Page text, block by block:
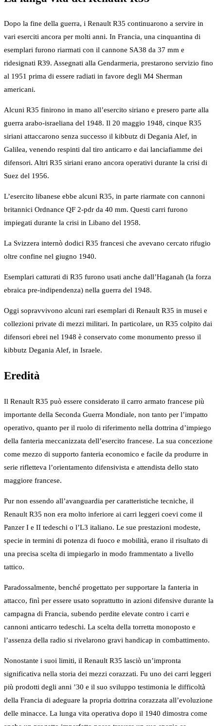
Dopo la fine della guerra, i Renault R35 continuarono a servire in
vari eserciti ancora per molti anni. In Francia, una cinquantina di
esemplari furono riarmati con il cannone SA38 da 37 mm e
ridesignati R39. Assegnati alla Gendarmeria, prestarono servizio fino
al 1951 prima di essere radiati in favore degli M4 Sherman
americani.
Alcuni R35 finirono in mano all’esercito siriano e presero parte alla
guerra arabo-israeliana del 1948. Il 20 maggio 1948, cinque R35
siriani attaccarono senza successo il kibbutz di Degania Alef, in
Galilea, venendo respinti dal tiro anticarro e dai lanciafiamme dei
difensori. Altri R35 siriani erano ancora operativi durante la crisi di
Suez del 1956.
L’esercito libanese ebbe alcuni R35, in parte riarmate con cannoni
britannici Ordnance QF 2-pdr da 40 mm. Questi carri furono
impiegati durante la crisi in Libano del 1958.
La Svizzera internò dodici R35 francesi che avevano cercato rifugio
oltre confine nel giugno 1940.
Esemplari catturati di R35 furono usati anche dall’Haganah (la forza
ebraica pre-indipendenza) nella guerra del 1948.
Oggi sopravvivono alcuni rari esemplari di Renault R35 in musei e
collezioni private di mezzi militari. In particolare, un R35 colpito dai
difensori ebrei nel 1948 è conservato come monumento presso il
kibbutz Degania Alef, in Israele.
Eredità
Il Renault R35 può essere considerato il carro armato francese più
importante della Seconda Guerra Mondiale, non tanto per l’impatto
operativo, quanto per il ruolo di riferimento nella dottrina d’impiego
della fanteria meccanizzata dell’esercito francese. La sua concezione
come mezzo di supporto fanteria economico e facile da produrre in
serie rifletteva l’orientamento difensivista e attendista dello stato
maggiore francese.
Pur non essendo all’avanguardia per caratteristiche tecniche, il
Renault R35 non era molto inferiore ai carri leggeri coevi come il
Panzer I e II tedeschi o l’L3 italiano. Le sue prestazioni modeste,
specie in termini di potenza di fuoco e mobilità, erano il risultato di
una precisa scelta di impiegarlo in modo frammentato a livello
tattico.
Paradossalmente, benché progettato per supportare la fanteria in
attacco, finì per essere usato soprattutto in azioni difensive durante la
campagna di Francia, subendo perdite elevate contro i carri e
cannoni anticarro tedeschi. La scelta della torretta monoposto e
l’assenza della radio si rivelarono gravi handicap in combattimento.
Nonostante i suoi limiti, il Renault R35 lasciò un’impronta
significativa nella storia dei mezzi corazzati. Fu uno dei carri leggeri
più prodotti degli anni ’30 e il suo sviluppo testimonia le difficoltà
della Francia di adeguare la propria dottrina corazzata all’evoluzione
delle minacce. La lunga vita operativa dopo il 1940 dimostra come